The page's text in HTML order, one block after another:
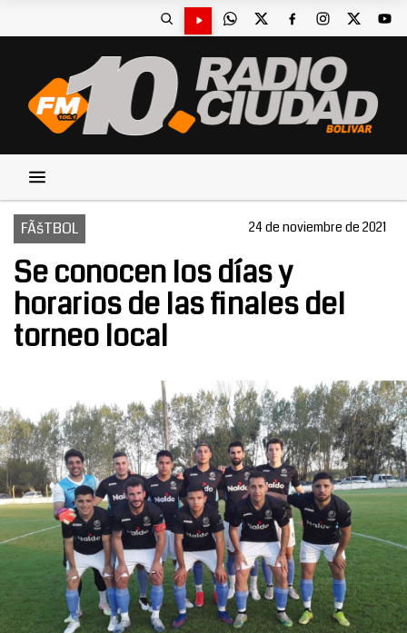
FÃšTBOL 24 de noviembre de 2021
Se conocen los días y
horarios de las finales del
torneo local